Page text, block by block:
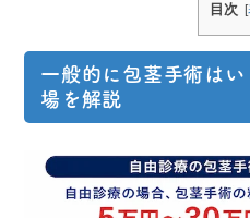
目次 [
一般的に包茎手術は
場を解説